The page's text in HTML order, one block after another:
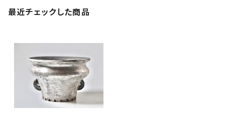
最近チェックした商品